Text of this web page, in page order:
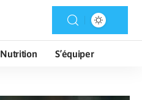
Nutrition S’équiper